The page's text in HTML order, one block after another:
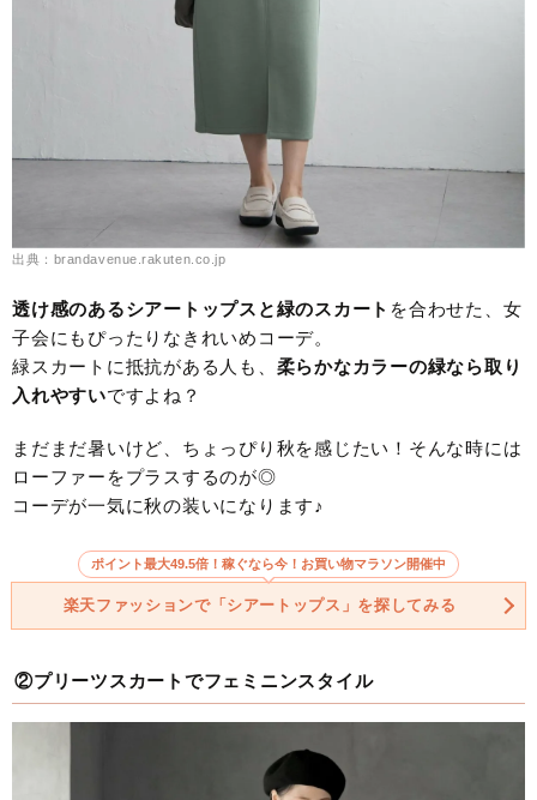
出典：brandavenue.rakuten.co.jp
透け感のあるシアートップスと緑のスカート を合わせた、女
子会にもぴったりなきれいめコーデ。
緑スカートに抵抗がある人も、 柔らかなカラーの緑なら取り
入れやすいですよね？
まだまだ暑いけど、ちょっぴり秋を感じたい！そんな時には
ローファーをプラスするのが◎
コーデが一気に秋の装いになります♪
ポイント最大49.5倍！稼ぐなら今！お買い物マラソン開催中
楽天ファッションで「シアートップス」を探してみる
②プリーツスカートでフェミニンスタイル